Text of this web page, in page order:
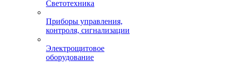
Светотехника
Приборы управления,
контроля, сигнализации
Электрощитовое
оборудование